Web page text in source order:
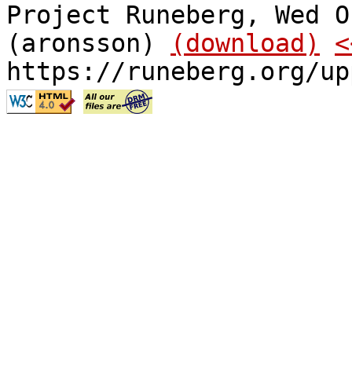
Project Runeberg, Wed
(aronsson)
(download)
https://runeberg.org/